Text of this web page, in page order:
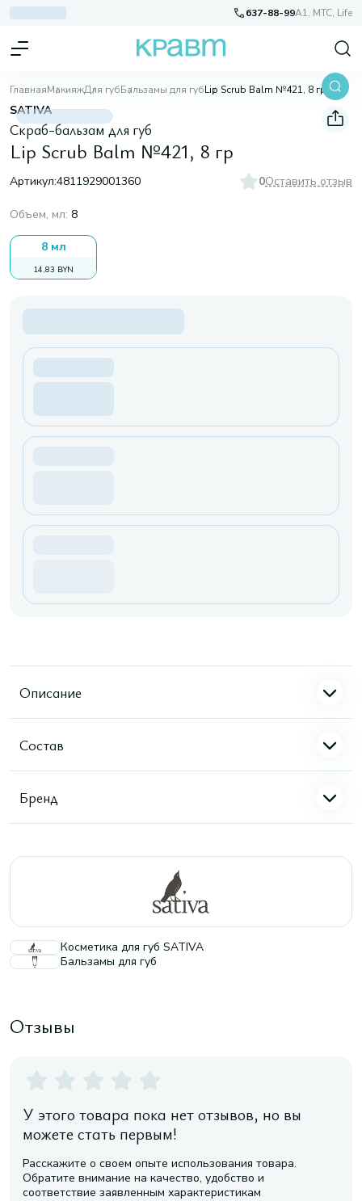
637-88-99A1, МТС, Life
ГлавнаяМакияжДля губБальзамы для губLip Scrub Balm №421, 8 гр
SATIVA
Скраб-бальзам для губ
Lip Scrub Balm №421, 8 гр
Артикул:4811929001360 0Оставить отзыв
Объем, мл: 8
8 мл
14,83 BYN
Описание
Состав
Бренд
Косметика для губ SATIVA
Бальзамы для губ
Отзывы
У этого товара пока нет отзывов, но вы
можете стать первым!
Расскажите о своем опыте использования товара.
Обратите внимание на качество, удобство и
соответствие заявленным характеристикам